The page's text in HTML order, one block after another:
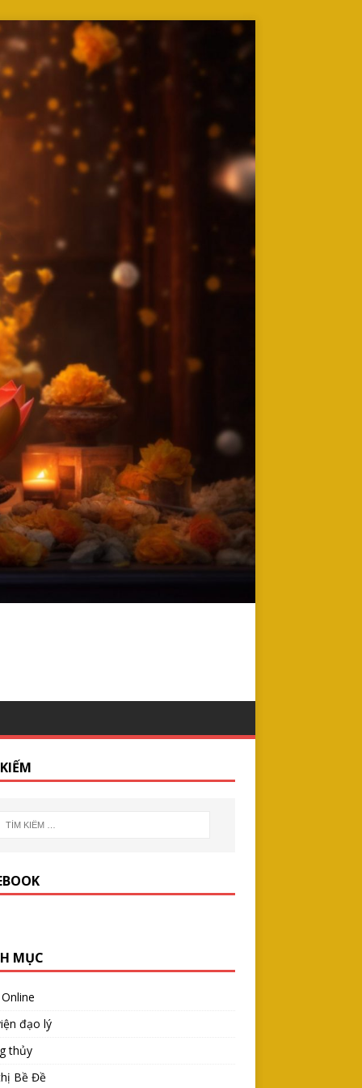
MỤC
đạo lý
thủy
Bề Đề